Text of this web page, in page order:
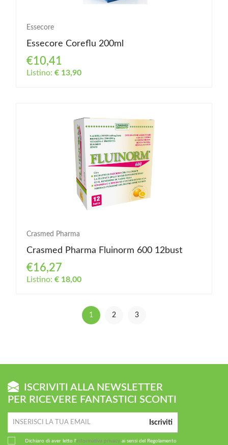
Essecore
Essecore Coreflu 200ml
€10,41
Listino: € 13,90
Crasmed Pharma
Crasmed Pharma Fluinorm 600 12bust
€16,27
Listino: € 18,00
1 2 3
ISCRIVITI ALLA NEWSLETTER
PER RICEVERE FANTASTICI SCONTI
Iscriviti
Dichiaro di aver letto l'informativa privacy ai sensi del Regolamento